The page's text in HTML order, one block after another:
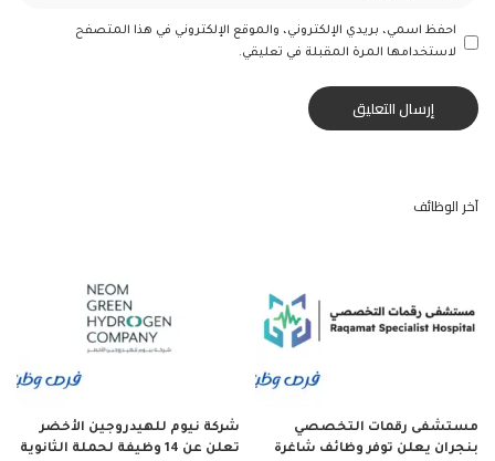
احفظ اسمي، بريدي الإلكتروني، والموقع الإلكتروني في هذا المتصفح
لاستخدامها المرة المقبلة في تعليقي.
آخر الوظائف
مستشفى رقمات التخصصي
بنجران يعلن توفر وظائف شاغرة
شركة نيوم للهيدروجين الأخضر
تعلن عن 14 وظيفة لحملة الثانوية